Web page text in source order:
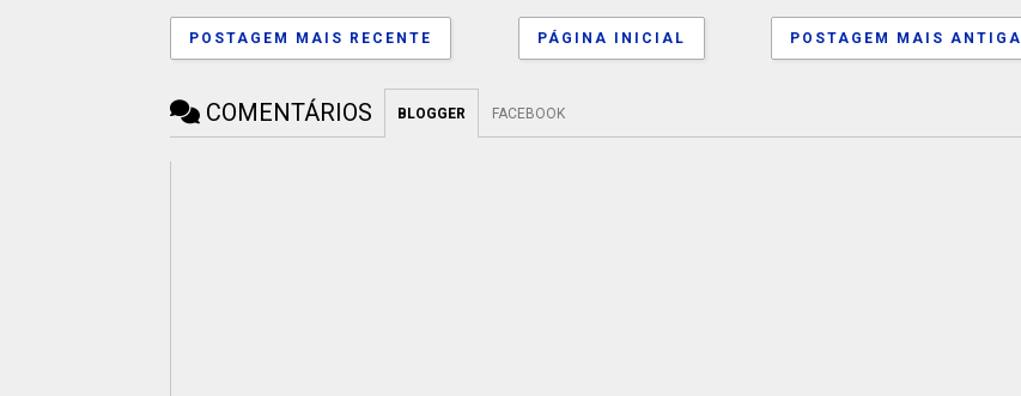
POSTAGEM MAIS RECENTE POSTAGEM MAIS ANTIGA
PÁGINA INICIAL
COMENTÁRIOS BLOGGER FACEBOOK